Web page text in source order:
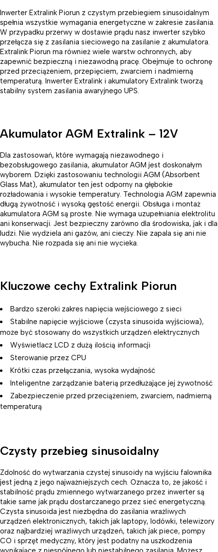
Inwerter Extralink Piorun z czystym przebiegiem sinusoidalnym
spełnia wszystkie wymagania energetyczne w zakresie zasilania.
W przypadku przerwy w dostawie prądu nasz inwerter szybko
przełącza się z zasilania sieciowego na zasilanie z akumulatora.
Extralink Piorun ma również wiele warstw ochronnych, aby
zapewnić bezpieczną i niezawodną pracę. Obejmuje to ochronę
przed przeciążeniem, przepięciem, zwarciem i nadmierną
temperaturą. Inwerter Extralink i akumulatory Extralink tworzą
stabilny system zasilania awaryjnego UPS.
Akumulator AGM Extralink – 12V
Dla zastosowań, które wymagają niezawodnego i
bezobsługowego zasilania, akumulator AGM jest doskonałym
wyborem. Dzięki zastosowaniu technologii AGM (Absorbent
Glass Mat), akumulator ten jest odporny na głębokie
rozładowania i wysokie temperatury. Technologia AGM zapewnia
długą żywotność i wysoką gęstość energii. Obsługa i montaż
akumulatora AGM są proste. Nie wymaga uzupełniania elektrolitu
ani konserwacji. Jest bezpieczny zarówno dla środowiska, jak i dla
ludzi. Nie wydziela ani gazów, ani cieczy. Nie zapala się ani nie
wybucha. Nie rozpada się ani nie wycieka.
Kluczowe cechy Extralink Piorun
Bardzo szeroki zakres napięcia wejściowego z sieci
Stabilne napięcie wyjściowe (czysta sinusoida wyjściowa),
może być stosowany do wszystkich urządzeń elektrycznych
Wyświetlacz LCD z dużą ilością informacji
Sterowanie przez CPU
Krótki czas przełączania, wysoka wydajność
Inteligentne zarządzanie baterią przedłużające jej żywotność
Zabezpieczenie przed przeciążeniem, zwarciem, nadmierną
temperaturą
Czysty przebieg sinusoidalny
Zdolność do wytwarzania czystej sinusoidy na wyjściu falownika
jest jedną z jego najważniejszych cech. Oznacza to, że jakość i
stabilność prądu zmiennego wytwarzanego przez inwerter są
takie same jak prądu dostarczanego przez sieć energetyczną.
Czysta sinusoida jest niezbędna do zasilania wrażliwych
urządzeń elektronicznych, takich jak laptopy, lodówki, telewizory
oraz najbardziej wrażliwych urządzeń, takich jak piece, pompy
CO i sprzęt medyczny, który jest podatny na uszkodzenia